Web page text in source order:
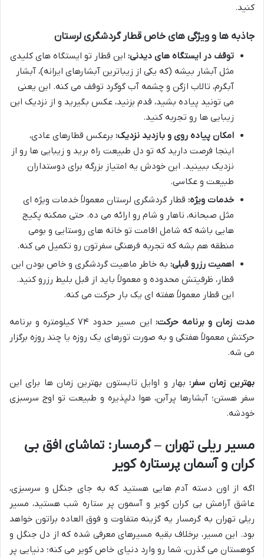
کنید.
جاذبه ها و ویژگی های خاص قطار گردشگری لرستان
توقف در ایستگاه های دیدنی: این قطار تو ایستگاه های کلیدی
مثل آبشار بیشه (که یکی از زیباترین آبشارهای ایرانه)، آبشار
آبگرم، تالاب ازگن و چشمه آب گوگرد توقف می کنه. این یعنی
می تونید پیاده بشید، قدم بزنید، عکس بگیرید و از نزدیک این
زیبایی ها رو تجربه کنید.
امکان پیاده روی و بازدید نزدیک: برعکس قطارهای عادی،
اینجا فرصت دارید که تو دل طبیعت راه برید و زیبایی ها رو از
نزدیک ببینید. این خودش یه امتیاز بزرگه برای دوستداران
طبیعت و عکاسی.
خدمات ویژه: قطار گردشگری لرستان معمولاً خدمات ویژه ای
مثل صبحانه، ناهار و شام رو ارائه می ده. حتی ممکنه پکیج
هایی باشه که شامل اقامت تو خانه های روستایی و بومی
منطقه هم بشه که تجربه فرهنگی سفرتون رو تکمیل می کنه.
اهمیت رزرو قبلی: به خاطر ماهیت گردشگری و خاص بودن این
قطار، ظرفیتش محدوده و معمولاً باید از قبل بلیط رزرو کنید.
این قطار معمولاً هفته ای یک بار حرکت می کنه.
مدت زمان و برنامه حرکت:
این مسیر حدود ۷۴ کیلومتره و برنامه
حرکتش معمولاً هفتگی و به صورت تورهای یک روزه یا چند روزه برگزار
می شه.
بهترین زمان سفر:بهار و اوایل تابستون بهترین زمان ها برای این
سفر هستن؛ آبشارها پرآبن، هوا دلپذیره و طبیعت تو اوج سرسبزی
خودشه.
مسیر ریلی تهران – گرمسار: تماشای افق بی
کران و آسمان پرستاره کویر
اگه از اون دسته آدم هایی هستید که به جای جنگل و سرسبزی،
عاشق آرامش بی کران کویر و آسمون پر ستاره شب هستید، مسیر
ریلی تهران به گرمسار یه گزینه متفاوت و فوق العاده براتون خواهد
بود. این مسیر، برخلاف بقیه مسیرهای معرفی شده که از دل جنگل و
کوهستان می گذرن، شما رو وارد دنیای خاص کویر می کنه؛ دنیایی پر